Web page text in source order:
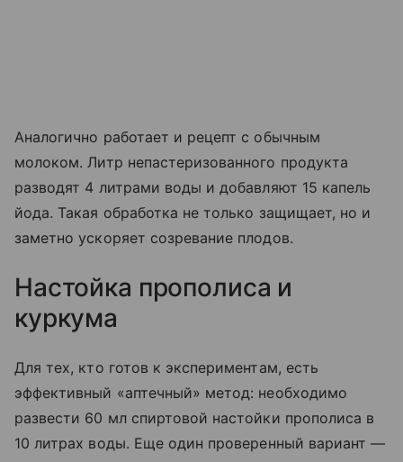
Аналогично работает и рецепт с обычным
молоком. Литр непастеризованного продукта
разводят 4 литрами воды и добавляют 15 капель
йода. Такая обработка не только защищает, но и
заметно ускоряет созревание плодов.
Настойка прополиса и
куркума
Для тех, кто готов к экспериментам, есть
эффективный «аптечный» метод: необходимо
развести 60 мл спиртовой настойки прополиса в
10 литрах воды. Еще один проверенный вариант —